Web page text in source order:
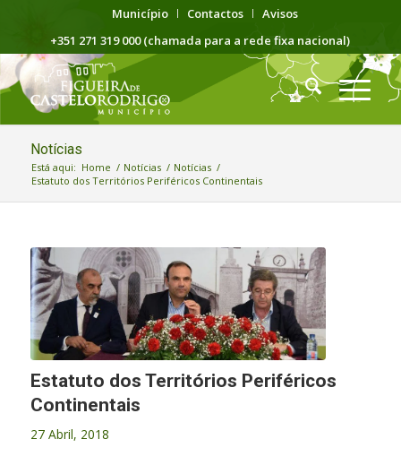
Município Contactos
Avisos
+351 271 319 000 (chamada para a rede fixa nacional)
Notícias
Está aqui: Home / Notícias / Notícias /
Estatuto dos Territórios Periféricos Continentais
Estatuto dos Territórios Periféricos
Continentais
27 Abril, 2018